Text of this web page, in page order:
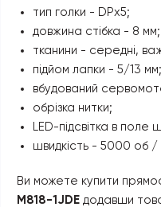
тип голки - DРx5;
довжина стібка - 8 мм;
тканини - середні,
підйом лапки - 5/13 мм;
вбудований
обрізка нитки;
LED-підсвітка в поле
швидкість - 5000 об /
Ви можете купити
M818-1JDE додавши